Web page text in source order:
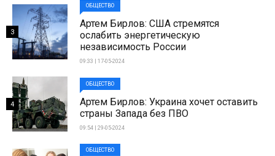
ОБЩЕСТВО
Артем Бирлов: США стремятся
ослабить энергетическую
независимость России
09:33 | 17-05-2024
3
ОБЩЕСТВО
Артем Бирлов: Украина хочет оставить
страны Запада без ПВО
09:54 | 29-05-2024
4
ОБЩЕСТВО